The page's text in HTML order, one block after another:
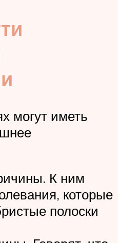
могут иметь
К ним
которые
полоски